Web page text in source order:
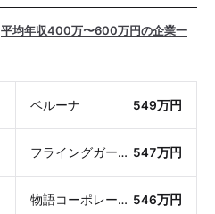
平均年収400万〜600万円の企業一
ベルーナ 549万円
フライングガーデン 547万円
物語コーポレーション 546万円